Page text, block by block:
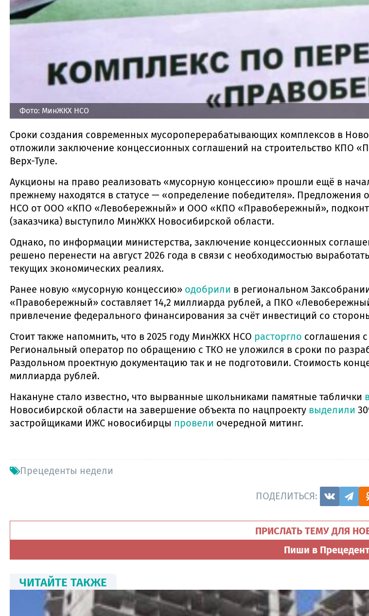
Фото: МинЖКХ НСО
Сроки создания современных мусороперерабатывающих комплексов в
отложили заключение концессионных соглашений на строительство КПО
Верх-Туле.
Аукционы на право реализовать «мусорную концессию» прошли ещё в
прежнему находятся в статусе — «определение победителя».
НСО от ООО «КПО «Левобережный» и ООО «КПО «Правобережный»,
(заказчика) выступило МинЖКХ Новосибирской области.
Однако, по информации министерства, заключение концессионных
решено перенести на август 2026 года в связи с необходимостью
текущих экономических реалиях.
Ранее новую «мусорную концессию» одобрили в региональном
«Правобережный» составляет 14,2 миллиарда рублей, а ПКО
привлечение федерального финансирования за счёт инвестиций со
Стоит также напомнить, что в 2025 году МинЖКХ НСО расторгло соглашения
Региональный оператор по обращению с ТКО не уложился в сроки по
Раздольном проектную документацию так и не подготовили. Стоимость
миллиарда рублей.
Накануне стало известно, что вырванные школьниками памятные таблички
Новосибирской области на завершение объекта по нацпроекту выделили
застройщиками ИЖС новосибирцы провели очередной митинг.
Прецеденты недели
ПОДЕЛИТЬСЯ:
ПРИСЛАТЬ ТЕМУ ДЛЯ
Пиши в Прецедент
ЧИТАЙТЕ ТАКЖЕ